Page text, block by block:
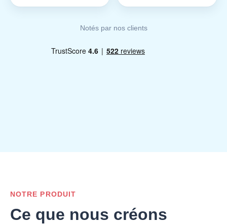
Notés par nos clients
NOTRE PRODUIT
Ce que nous créons